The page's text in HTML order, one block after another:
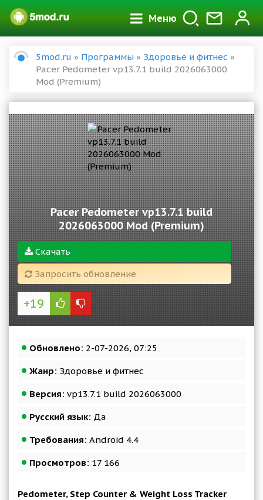
Меню
5mod.ru » Программы » Здоровье и фитнес »
Pacer Pedometer vp13.7.1 build 2026063000
Mod (Premium)
Pacer Pedometer vp13.7.1 build
2026063000 Mod (Premium)
Скачать
Запросить обновление
+19
Обновлено: 2-07-2026, 07:25
Жанр: Здоровье и фитнес
Версия: vp13.7.1 build 2026063000
Русский язык: Да
Требования: Android 4.4
Просмотров: 17 166
Pedometer, Step Counter & Weight Loss Tracker